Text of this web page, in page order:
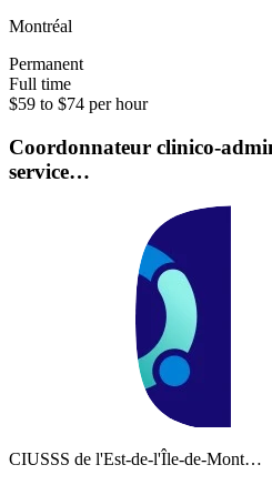
Montréal
Permanent
Full time
$59 to $74 per hour
Coordonnateur clinico-
service…
CIUSSS de l'Est-de-l'Île-de-Mont…